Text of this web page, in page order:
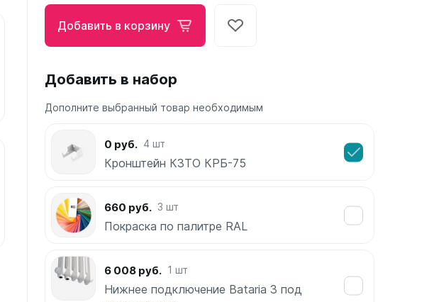
Добавить в корзину
Добавить в набор
Дополните выбранный товар необходимым
0 руб. 4 шт
Кронштейн КЗТО КРБ-75
660 руб. 3 шт
Покраска по палитре RAL
6 008 руб. 1 шт
Нижнее подключение Bataria 3 под